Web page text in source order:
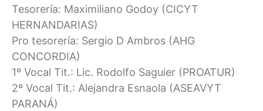
Tesorería: Maximiliano Godoy (CICYT
HERNANDARIAS)
Pro tesorería: Sergio D Ambros (AHG
CONCORDIA)
1º Vocal Tit.: Lic. Rodolfo Saguier (PROATUR)
2º Vocal Tit.: Alejandra Esnaola (ASEAVYT
PARANÁ)